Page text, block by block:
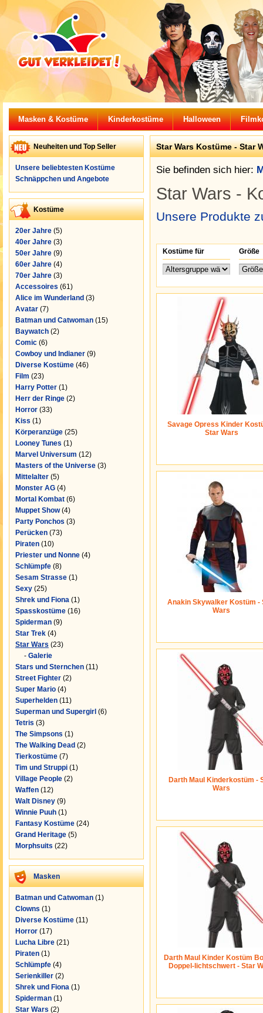
Masken & Kostüme Kinderkostüme Halloween
Neuheiten und Top Seller
Unsere beliebtesten Kostüme
Schnäppchen und Angebote
Kostüme
20er Jahre (5)
40er Jahre (3)
50er Jahre (9)
60er Jahre (4)
70er Jahre (3)
Accessoires (61)
Alice im Wunderland (3)
Avatar (7)
Batman und Catwoman (15)
Baywatch (2)
Comic (6)
Cowboy und Indianer (9)
Diverse Kostüme (46)
Film (23)
Harry Potter (1)
Herr der Ringe (2)
Horror (33)
Kiss (1)
Körperanzüge (25)
Looney Tunes (1)
Marvel Universum (12)
Masters of the Universe (3)
Mittelalter (5)
Monster AG (4)
Mortal Kombat (6)
Muppet Show(4)
Party Ponchos (3)
Perücken (73)
Piraten (10)
Priester und Nonne (4)
Schlümpfe (8)
Sesam Strasse (1)
Sexy (25)
Shrek und Fiona (1)
Spasskostüme (16)
Spiderman (9)
Star Trek (4)
Star Wars (23)
- Galerie
Stars und Sternchen (11)
Street Fighter (2)
Super Mario (4)
Superhelden (11)
Superman und Supergirl (6)
Tetris (3)
The Simpsons (1)
The Walking Dead (2)
Tierkostüme (7)
Tim und Struppi (1)
Village People (2)
Waffen (12)
Walt Disney (9)
Winnie Puuh (1)
Fantasy Kostüme (24)
Grand Heritage (5)
Morphsuits (22)
Masken
Batman und Catwoman (1)
Clowns (1)
Diverse Kostüme (11)
Horror (17)
Lucha Libre (21)
Piraten (1)
Schlümpfe (4)
Serienkiller (2)
Shrek und Fiona (1)
Spiderman (1)
Star Wars (2)
Star Wars Kostüme - Star
Sie befinden sich hier:
Star Wars -
Unsere Produkte
Kostüme für Größe
Savage Opress Kinder
Star Wars
Anakin Skywalker Kostüm -
Wars
Darth Maul Kinderkostüm -
Wars
Darth Maul Kinder Kostüm
Doppel-lichtschwert - Star